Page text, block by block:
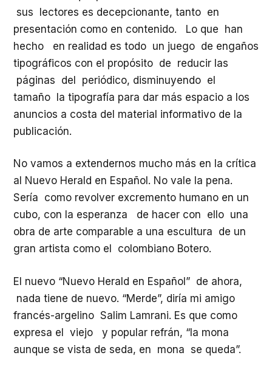
sus lectores es decepcionante, tanto en
presentación como en contenido. Lo que han
hecho en realidad es todo un juego de engaños
tipográficos con el propósito de reducir las
páginas del periódico, disminuyendo el
tamaño la tipografía para dar más espacio a los
anuncios a costa del material informativo de la
publicación.
No vamos a extendernos mucho más en la crítica
al Nuevo Herald en Español. No vale la pena.
Sería como revolver excremento humano en un
cubo, con la esperanza de hacer con ello una
obra de arte comparable a una escultura de un
gran artista como el colombiano Botero.
El nuevo “Nuevo Herald en Español” de ahora,
nada tiene de nuevo. “Merde”, diría mi amigo
francés-argelino Salim Lamrani. Es que como
expresa el viejo y popular refrán, “la mona
aunque se vista de seda, en mona se queda”.